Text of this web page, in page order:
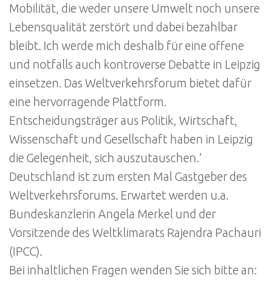
Mobilität, die weder unsere Umwelt noch unsere
Lebensqualität zerstört und dabei bezahlbar
bleibt. Ich werde mich deshalb für eine offene
und notfalls auch kontroverse Debatte in Leipzig
einsetzen. Das Weltverkehrsforum bietet dafür
eine hervorragende Plattform.
Entscheidungsträger aus Politik, Wirtschaft,
Wissenschaft und Gesellschaft haben in Leipzig
die Gelegenheit, sich auszutauschen.‘
Deutschland ist zum ersten Mal Gastgeber des
Weltverkehrsforums. Erwartet werden u.a.
Bundeskanzlerin Angela Merkel und der
Vorsitzende des Weltklimarats Rajendra Pachauri
(IPCC).
Bei inhaltlichen Fragen wenden Sie sich bitte an: